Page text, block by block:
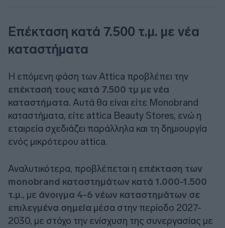
Επέκταση κατά 7.500 τ.μ. με νέα
καταστήματα
Η επόμενη φάση των Attica προβλέπει την
επέκτασή τους κατά 7.500 τμ με νέα
καταστήματα. Αυτά θα είναι είτε Monobrand
καταστήματα, είτε attica Beauty Stores, ενώ η
εταιρεία σχεδιάζει παράλληλα και τη δημιουργία
ενός μικρότερου attica.
Αναλυτικότερα, προβλέπεται η επέκταση των
monobrand καταστημάτων κατά 1.000-1.500
τ.μ., με άνοιγμα 4-6 νέων καταστημάτων σε
επιλεγμένα σημεία μέσα στην περίοδο 2027-
2030, με στόχο την ενίσχυση της συνεργασίας με